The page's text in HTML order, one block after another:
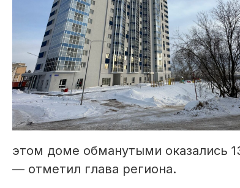
этом доме обманутыми оказались
— отметил глава региона.